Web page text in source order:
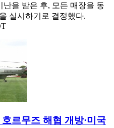
난을 받은 후, 모든 매장을 동
실시하기로 결정했다.
르무즈 해협 개방·미국